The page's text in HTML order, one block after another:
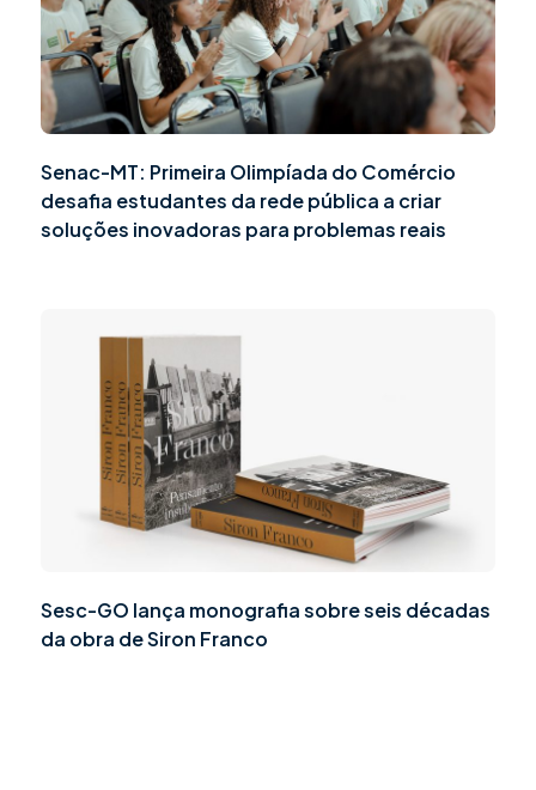
Senac-MT: Primeira Olimpíada do Comércio
desafia estudantes da rede pública a criar
soluções inovadoras para problemas reais
Sesc-GO lança monografia sobre seis décadas
da obra de Siron Franco